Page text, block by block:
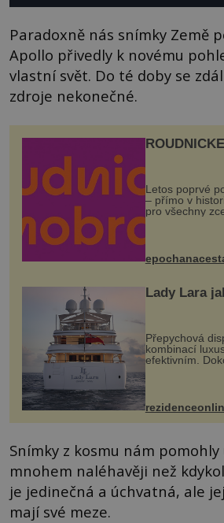
Paradoxně nás snímky Země
Apollo přivedly k novému
vlastní svět. Do té doby se
zdroje nekonečné.
Letos poprvé
– přímo v
pro všechny
program se
mohou těšit na
Lady Lara
Přepychová
kombinací
efektivním.
detailu
Casa, kterou
paluby.
každoročn...
Snímky z kosmu nám
mnohem naléhavěji než
je jedinečná a úchvatná, ale
mají své meze.